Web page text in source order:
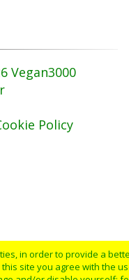
Vegan3000
Policy
in order to provide a
site you agree with the